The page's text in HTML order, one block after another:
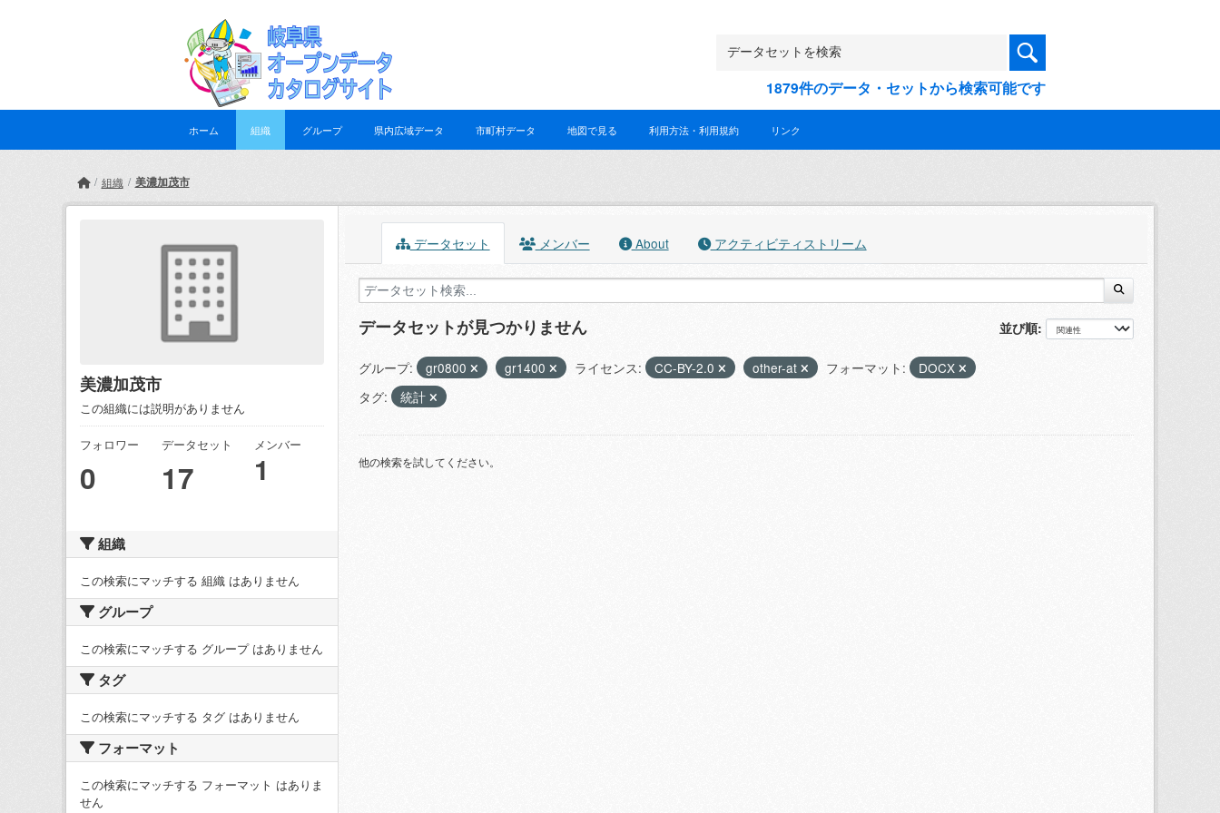
1879件のデータ・セットから検索可能です
ホーム 組織 グループ 県内広域データ 市町村データ 地図で見る 利用方法・利用規約 リンク
組織 美濃加茂市
美濃加茂市
この組織には説明がありません
フォロワー
0
データセット
17
メンバー
1
組織
この検索にマッチする 組織 はありません
グループ
この検索にマッチする グループ はありません
タグ
この検索にマッチする タグ はありません
フォーマット
この検索にマッチする フォーマット はありま
せん
データセット メンバー About アクティビティストリーム
並び順
データセットが見つかりません
グループ: gr0800 gr1400 ライセンス: CC-BY-2.0 other-at フォーマット:
DOCX
タグ:
統計
他の検索を試してください。